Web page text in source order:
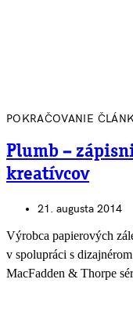
POKRAČOVANIE
Plumb –
kreatívcov
21. augusta 2014
Výrobca papierových
v spolupráci s
MacFadden & Thorpe